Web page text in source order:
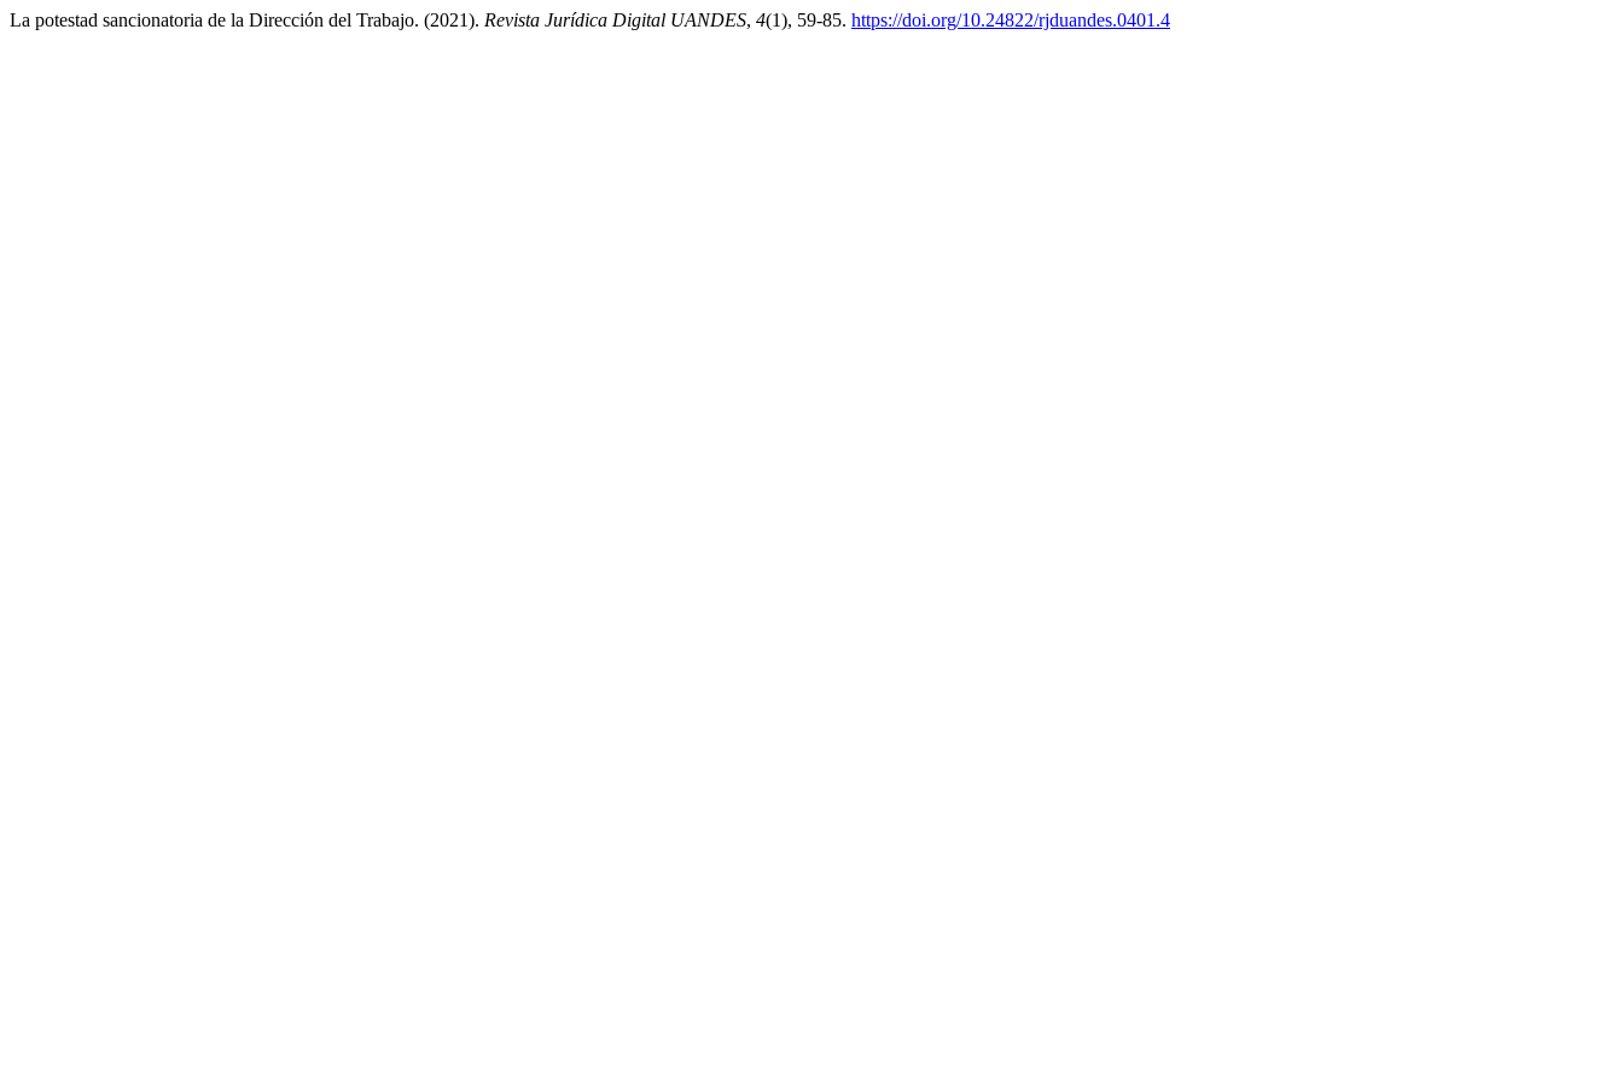
La potestad sancionatoria de la Dirección del Trabajo. (2021). Revista Jurídica Digital UANDES, 4(1), 59-85. https://doi.org/10.24822/rjduandes.0401.4